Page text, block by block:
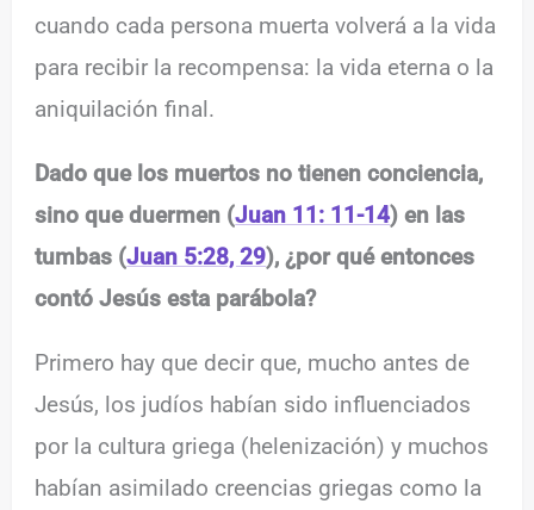
cuando cada persona muerta volverá a la vida
para recibir la recompensa: la vida eterna o la
aniquilación final.
Dado que los muertos no tienen conciencia,
sino que duermen (Juan 11: 11-14) en las
tumbas (Juan 5:28, 29), ¿por qué entonces
contó Jesús esta parábola?
Primero hay que decir que, mucho antes de
Jesús, los judíos habían sido influenciados
por la cultura griega (helenización) y muchos
habían asimilado creencias griegas como la